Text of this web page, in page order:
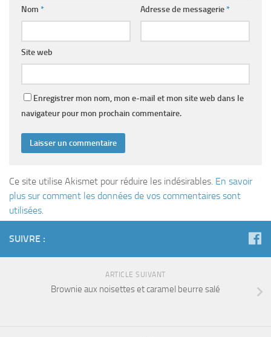
Nom * Adresse de messagerie*
Site web
Enregistrer mon nom, mon e-mail et mon site web dans le
navigateur pour mon prochain commentaire.
Ce site utilise Akismet pour réduire les indésirables. En savoir
plus sur comment les données de vos commentaires sont
utilisées.
SUIVRE :
ARTICLE SUIVANT
Brownie aux noisettes et caramel beurre salé